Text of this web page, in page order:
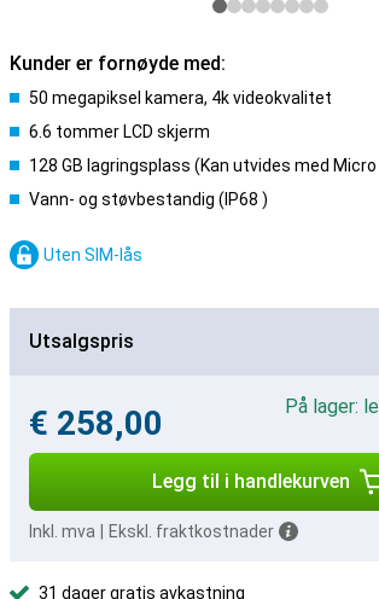
Kunder er fornøyde med:
50 megapiksel kamera, 4k videokvalitet
6.6 tommer LCD skjerm
128 GB lagringsplass (Kan utvides med Micro
Vann- og støvbestandig (IP68 )
Uten SIM-lås
Utsalgspris
€ 258,00
På lager:
Legg til i handlekurven
Inkl. mva Ekskl. fraktkostnader
31 dager gratis avkastning